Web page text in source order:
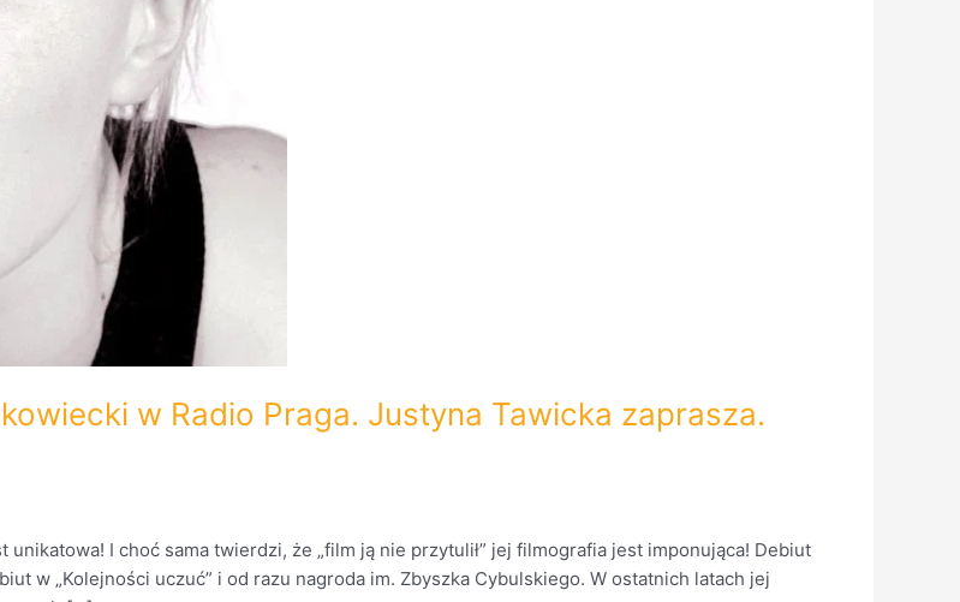
w Radio Praga. Justyna Tawicka zaprasza.
I choć sama twierdzi, że „film ją nie przytulił” jej filmografia jest imponująca! Debiut
w „Kolejności uczuć” i od razu nagroda im. Zbyszka Cybulskiego. W ostatnich latach jej